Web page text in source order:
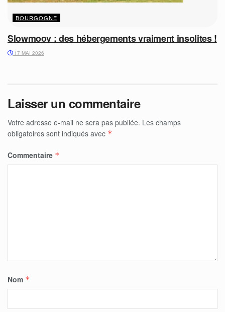
BOURGOGNE
Slowmoov : des hébergements vraiment insolites !
17 MAI 2026
Laisser un commentaire
Votre adresse e-mail ne sera pas publiée. Les champs
obligatoires sont indiqués avec *
Commentaire *
Nom *